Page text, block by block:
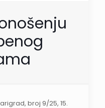
broj 9/25, 15.